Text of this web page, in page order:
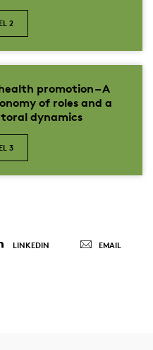
2
promotion – A
of roles and a
dynamics
3
LINKEDIN EMAIL